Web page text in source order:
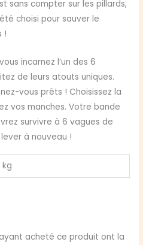
sans compter sur les pillards,
choisi pour sauver le
!
incarnez l’un des 6
de leurs atouts uniques.
vous prêts ! Choisissez la
vos manches. Votre bande
survivre à 6 vagues de
à nouveau !
kg
acheté ce produit ont la